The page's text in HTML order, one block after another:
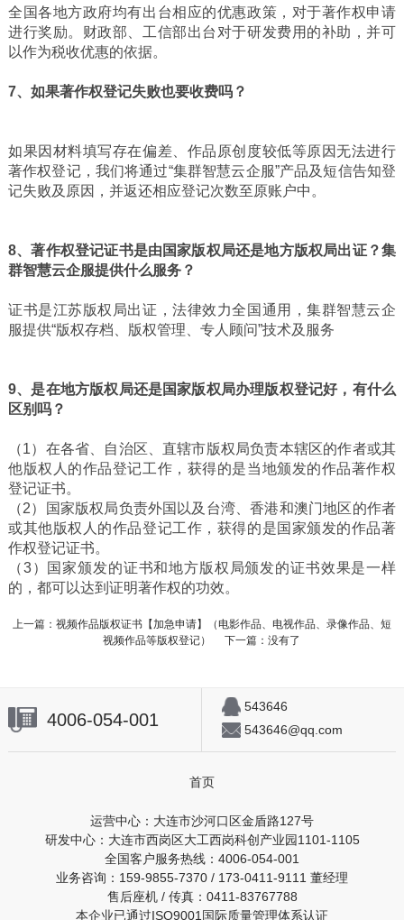
全国各地方政府均有出台相应的优惠政策，对于著作权申请
进行奖励。财政部、工信部出台对于研发费用的补助，并可
以作为税收优惠的依据。
7、如果著作权登记失败也要收费吗？
如果因材料填写存在偏差、作品原创度较低等原因无法进行
著作权登记，我们将通过“集群智慧云企服”产品及短信告知登
记失败及原因，并返还相应登记次数至原账户中。
8、著作权登记证书是由国家版权局还是地方版权局出证？集
群智慧云企服提供什么服务？
证书是江苏版权局出证，法律效力全国通用，集群智慧云企
服提供“版权存档、版权管理、专人顾问”技术及服务
9、是在地方版权局还是国家版权局办理版权登记好，有什么
区别吗？
（1）在各省、自治区、直辖市版权局负责本辖区的作者或其
他版权人的作品登记工作，获得的是当地颁发的作品著作权
登记证书。
（2）国家版权局负责外国以及台湾、香港和澳门地区的作者
或其他版权人的作品登记工作，获得的是国家颁发的作品著
作权登记证书。
（3）国家颁发的证书和地方版权局颁发的证书效果是一样
的，都可以达到证明著作权的功效。
上一篇： 视频作品版权证书【加急申请】（电影作品、电视作品、录像作品、短
视频作品等版权登记）
下一篇：没有了
4006-054-001
543646
543646@qq.com
首页
运营中心：大连市沙河口区金盾路127号
研发中心：大连市西岗区大工西岗科创产业园1101-1105
全国客户服务热线：4006-054-001
业务咨询：159-9855-7370 / 173-0411-9111 董经理
售后座机 / 传真：0411-83767788
本企业已通过ISO9001国际质量管理体系认证